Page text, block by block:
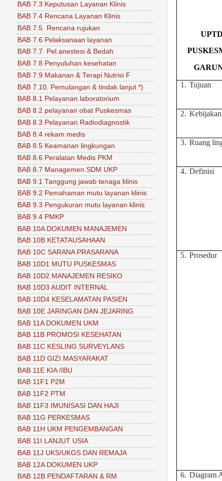
1. Tujuan
2. Kebijakan
3. Ruang
4. Definisi
5. Prosedur
6. Diagram
BAB 7.3 Keputusan Layanan Klinis
BAB 7.4 Rencana Layanan Klinis
BAB 7.5. Rencana rujukan
BAB 7.6 Pelaksanaan layanan
BAB 7.7. Pel.anestesi & Bedah
BAB 7.8 Penyuluhan kesehatan
BAB 7.9 Makanan & Terapi Nutrisi F
BAB 7.10. Pemulangan & tindak lanjut *)
BAB 8.1 Pelayanan laboratorium
BAB 8.2 pelayanan obat Puskesmas
BAB 8.3 Pelayanan Radiodiagnostik
BAB 8.4 rekam medis
BAB 8.5 Keamanan lingkungan
BAB 8.6 Peralatan Medis PKM
BAB 8.7 Managemen SDM UKP
BAB 9.1 Tanggung jawab tenaga klinis
BAB 9.2 Pemahaman mutu layanan klinis
BAB 9.3 Pengukuran mutu layanan klinis
BAB 9.4 PMKP
BAB 10A DOKUMEN MANAJEMEN
BAB 10B KETATAUSAHAAN
BAB 10C SARANA PRASARANA
BAB 10D1 MUTU PUSKESMAS
BAB 10D2 MANAJEMEN RESIKO
BAB 10D3 AUDIT INTERNAL
BAB 10D4 KESELAMATAN PASIEN
BAB 10E JARINGAN DAN JEJARING
BAB 11A DOKUMEN UKM
BAB 11B PROMOSI KESEHATAN
BAB 11C KESLING SURVEYLANS
BAB 11D GIZI MASYARAKAT
BAB 11E KIA /IBU
BAB 11F1 P2M
BAB 11F2 PTM
BAB 11F3 IMUNISASI DAN HAJI
BAB 11G PERKESMAS
BAB 11H UKM PENGEMBANGAN
BAB 11I LANJUT USIA
BAB 11J UKS/UKGS DAN REMAJA
BAB 12A DOKUMEN UKP
BAB 12B PENDAFTARAN & RM